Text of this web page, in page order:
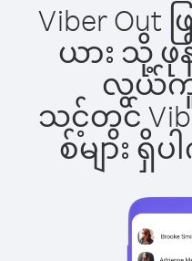
Viber Out
ယား သို့ ဖု
လွယ်ကူ
သင့်တွင်
စ်များ